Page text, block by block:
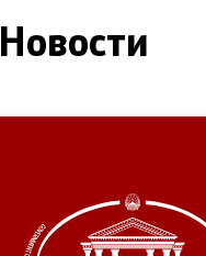
Новости